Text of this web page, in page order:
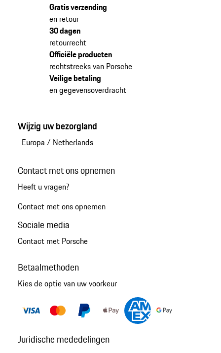
Gratis verzending
en retour
30 dagen
retourrecht
Officiële producten
rechtstreeks van Porsche
Veilige betaling
en gegevensoverdracht
Wijzig uw bezorgland
Europa / Netherlands
Contact met ons opnemen
Heeft u vragen?
Contact met ons opnemen
Sociale media
Contact met Porsche
Betaalmethoden
Kies de optie van uw voorkeur
Juridische mededelingen